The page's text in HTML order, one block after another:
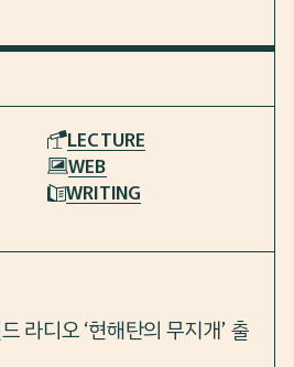
LECTURE
WEB
WRITING
라디오 ‘현해탄의 무지개’ 출